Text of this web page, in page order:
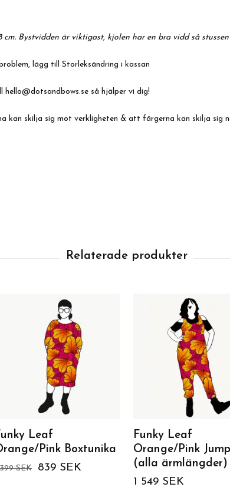
Bystvidden är viktigast, kjolen har en bra vidd så
lägg till Storleksändring i kassan
hello@dotsandbows.se så hjälper vi dig!
kan skilja sig mot verkligheten & att färgerna kan skilja sig
Leaf
Pink Boxtunika
SEK 839 SEK
Funky Leaf
Orange/Pink
(alla ärmlängder)
1 549 SEK